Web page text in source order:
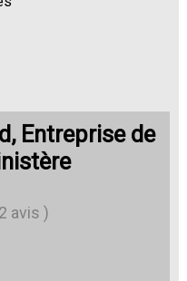
Entreprise de
avis )